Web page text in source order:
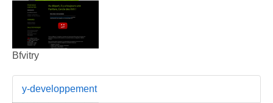
Bfvitry
y-developpement